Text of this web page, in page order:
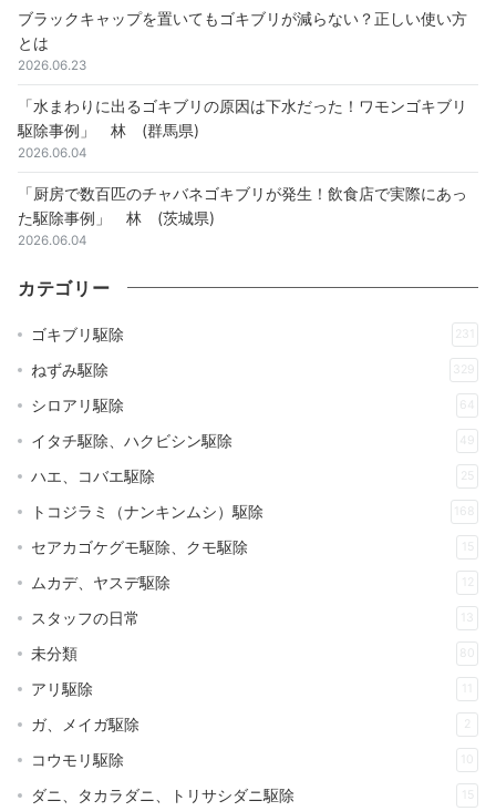
ブラックキャップを置いてもゴキブリが減らない？正しい使い方
とは
2026.06.23
「水まわりに出るゴキブリの原因は下水だった！ワモンゴキブリ
駆除事例」 林 (群馬県)
2026.06.04
「厨房で数百匹のチャバネゴキブリが発生！飲食店で実際にあっ
た駆除事例」 林 (茨城県)
2026.06.04
カテゴリー
ゴキブリ駆除 231
ねずみ駆除 329
シロアリ駆除 64
イタチ駆除、ハクビシン駆除 49
ハエ、コバエ駆除 25
トコジラミ（ナンキンムシ）駆除 168
セアカゴケグモ駆除、クモ駆除 15
ムカデ、ヤスデ駆除 12
スタッフの日常
未分類 80
アリ駆除
ガ、メイガ駆除 2
コウモリ駆除 10
ダニ、タカラダニ、トリサシダニ駆除 15